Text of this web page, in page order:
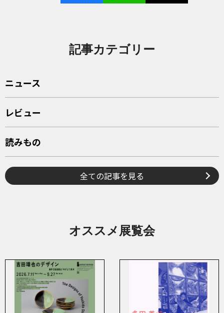
記事カテゴリー
ニュース
レビュー
読みもの
全ての記事を見る
オススメ展覧会